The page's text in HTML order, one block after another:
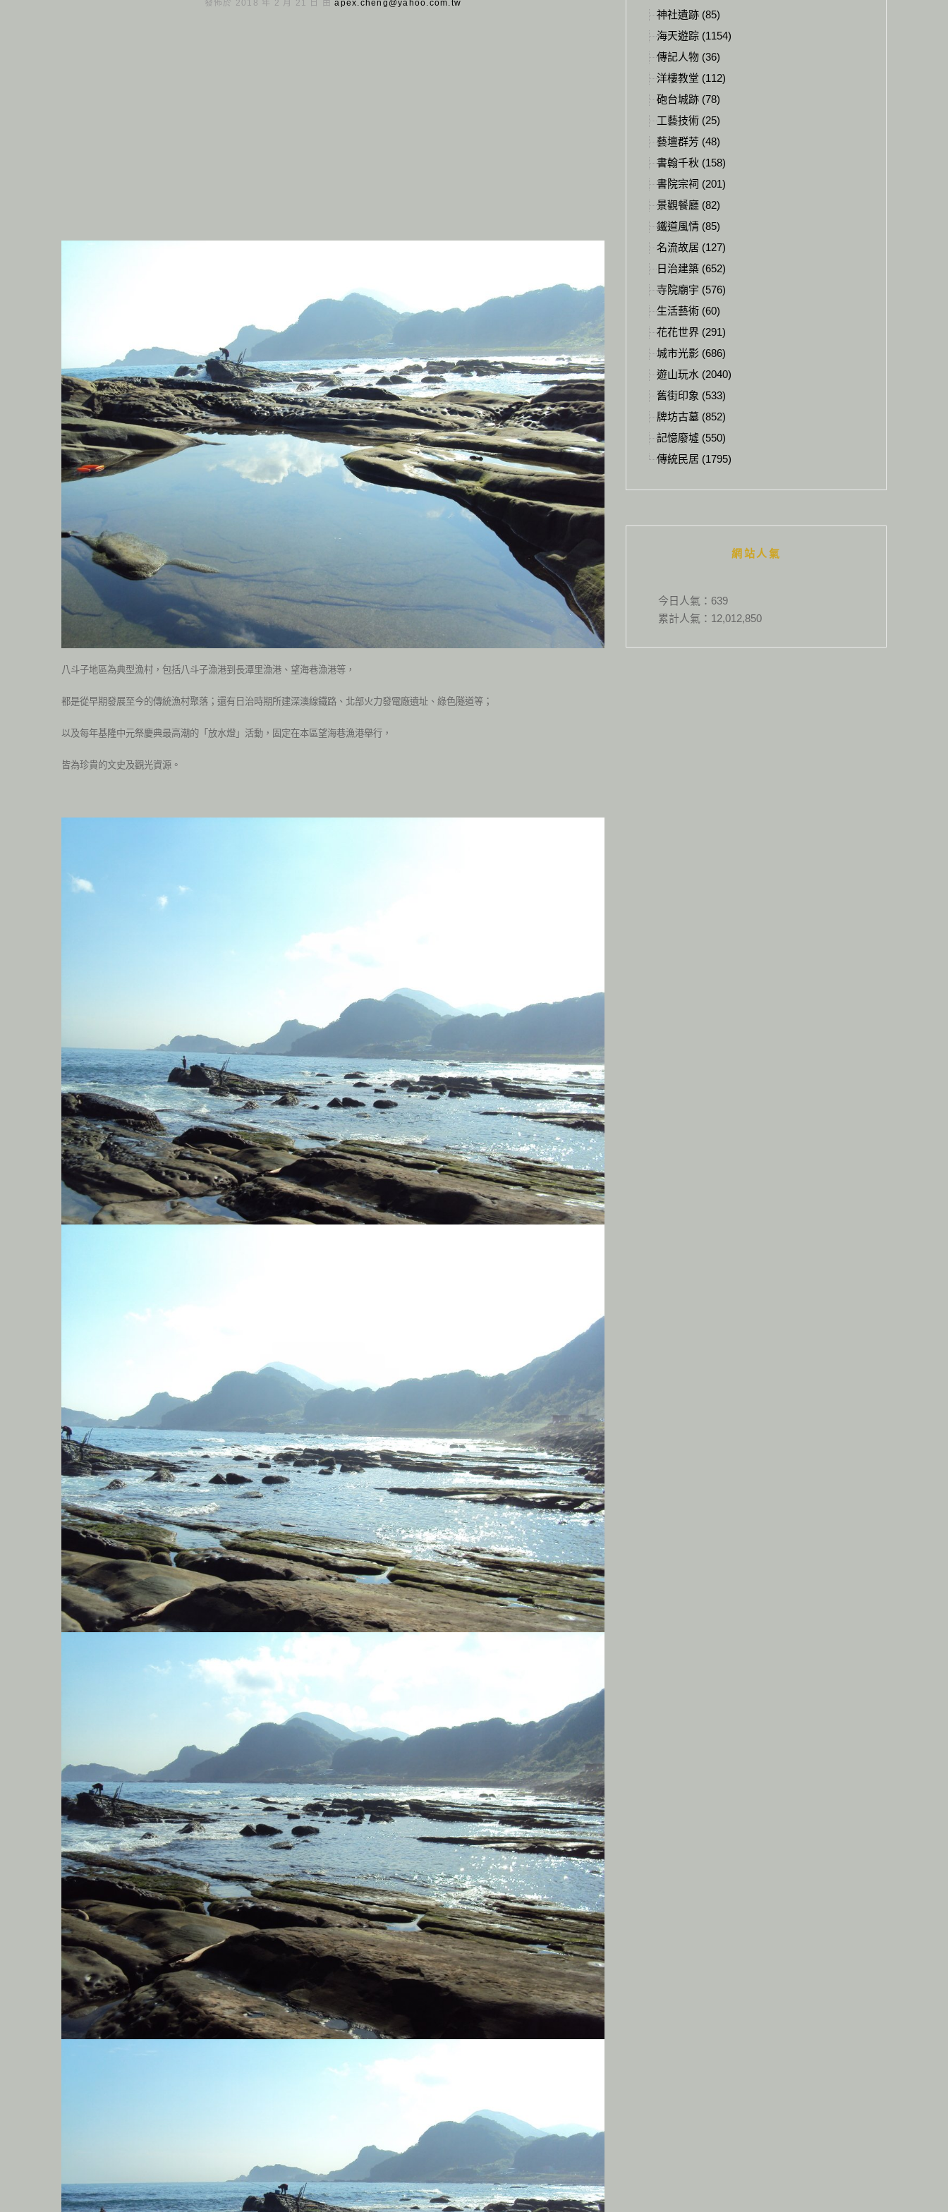
發佈於 2018 年 2 月 21 日 由apex.cheng@yahoo.com.tw
八斗子地區為典型漁村，包括八斗子漁港到長潭里漁港、望海巷漁港等，
都是從早期發展至今的傳統漁村聚落；還有日治時期所建深澳線鐵路、北部火力發電廠遺址、綠色隧道等；
以及每年基隆中元祭慶典最高潮的「放水燈」活動，固定在本區望海巷漁港舉行，
皆為珍貴的文史及觀光資源。
神社遺跡 (85)
海天遊踪 (1154)
傳記人物 (36)
洋樓教堂 (112)
砲台城跡 (78)
工藝技術 (25)
藝壇群芳 (48)
書翰千秋 (158)
書院宗祠 (201)
景觀餐廳 (82)
鐵道風情 (85)
名流故居 (127)
日治建築 (652)
寺院廟宇 (576)
生活藝術 (60)
花花世界 (291)
城市光影 (686)
遊山玩水 (2040)
舊街印象 (533)
牌坊古墓 (852)
記憶廢墟 (550)
傳統民居 (1795)
網站人氣
今日人氣： 639
累計人氣： 12,012,850